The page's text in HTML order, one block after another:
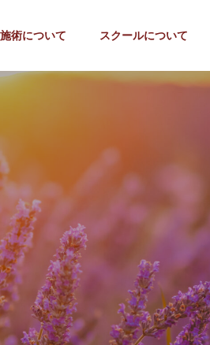
施術について スクールについて